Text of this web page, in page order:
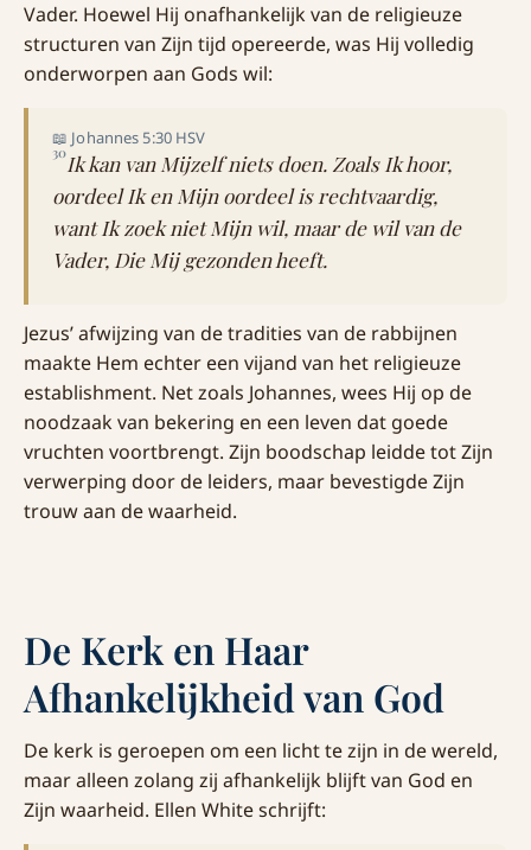
Vader. Hoewel Hij onafhankelijk van de religieuze
structuren van Zijn tijd opereerde, was Hij volledig
onderworpen aan Gods wil:
📖 Johannes 5:30 HSV
30Ik kan van Mijzelf niets doen. Zoals Ik hoor,
oordeel Ik en Mijn oordeel is rechtvaardig,
want Ik zoek niet Mijn wil, maar de wil van de
Vader, Die Mij gezonden heeft.
Jezus’ afwijzing van de tradities van de rabbijnen
maakte Hem echter een vijand van het religieuze
establishment. Net zoals Johannes, wees Hij op de
noodzaak van bekering en een leven dat goede
vruchten voortbrengt. Zijn boodschap leidde tot Zijn
verwerping door de leiders, maar bevestigde Zijn
trouw aan de waarheid.
De Kerk en Haar
Afhankelijkheid van God
De kerk is geroepen om een licht te zijn in de wereld,
maar alleen zolang zij afhankelijk blijft van God en
Zijn waarheid. Ellen White schrijft: